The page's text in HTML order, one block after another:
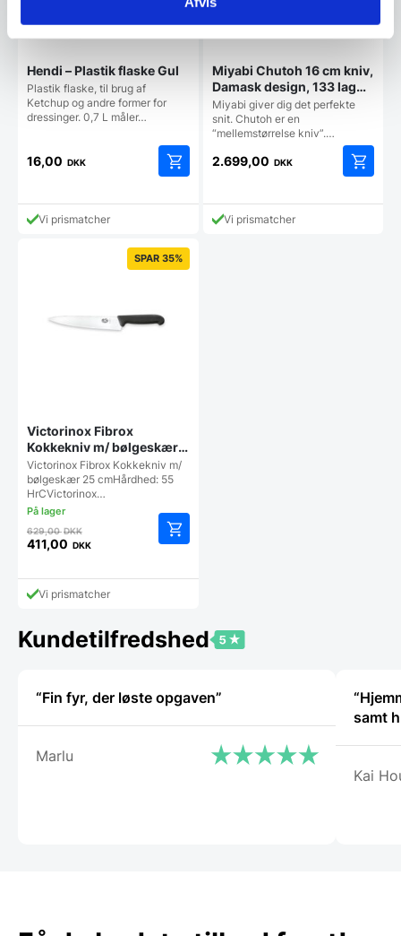
Hendi – Plastik flaske Gul
Plastik flaske, til brug af
Ketchup og andre former for
dressinger. 0,7 L måler…
16,00 DKK
Vi prismatcher
Miyabi Chutoh 16 cm kniv,
Damask design, 133 lag
stål
Miyabi giver dig det perfekte
snit. Chutoh er en
“mellemstørrelse kniv”.…
2.699,00 DKK
Vi prismatcher
SPAR 35%
Victorinox Fibrox
Kokkekniv m/ bølgeskær
25 cm
Victorinox Fibrox Kokkekniv m/
bølgeskær 25 cmHårdhed: 55
HrCVictorinox…
629,00DKKDen
oprindelige
var:
629,00 DKK.
411,00 DKK
aktuelle
prisVi prismatcher
Kundetilfredshed
“Fin fyr, der løste opgaven”
Marlu
samt
Kai